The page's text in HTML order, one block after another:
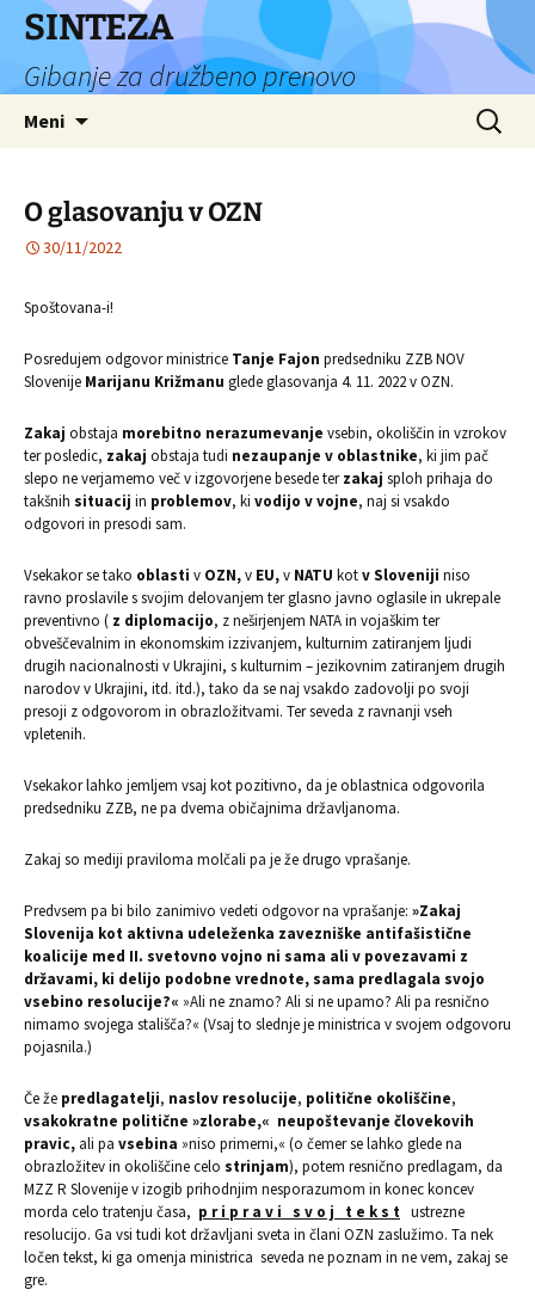
Preskoči
vsebino
SINTEZA
Gibanje za družbeno prenovo
Meni Išči:
O glasovanju v OZN
30/11/2022
Spoštovana-i!
Posredujem odgovor ministrice Tanje Fajon predsedniku ZZB NOV
Slovenije Marijanu Križmanu glede glasovanja 4. 11. 2022 v OZN.
Zakaj obstaja morebitno nerazumevanje vsebin, okoliščin in vzrokov
ter posledic, zakaj obstaja tudi nezaupanje v oblastnike, ki jim pač
slepo ne verjamemo več v izgovorjene besede terzakaj sploh prihaja do
takšnih situacij in problemov, ki vodijo v vojne, naj si vsakdo
odgovori in presodi sam.
Vsekakor se tako oblasti v OZN,v EU,v NATU kotv Sloveniji niso
ravno proslavile s svojim delovanjem ter glasno javno oglasile in ukrepale
preventivno ( z diplomacijo, z neširjenjem NATA in vojaškim ter
obveščevalnim in ekonomskim izzivanjem, kulturnim zatiranjem ljudi
drugih nacionalnosti v Ukrajini, s kulturnim – jezikovnim zatiranjem drugih
narodov v Ukrajini, itd. itd.), tako da se naj vsakdo zadovolji po svoji
presoji z odgovorom in obrazložitvami. Ter seveda z ravnanji vseh
vpletenih.
Vsekakor lahko jemljem vsaj kot pozitivno, da je oblastnica odgovorila
predsedniku ZZB, ne pa dvema običajnima državljanoma.
Zakaj so mediji praviloma molčali pa je že drugo vprašanje.
Predvsem pa bi bilo zanimivo vedeti odgovor na vprašanje: »Zakaj
Slovenija kot aktivna udeleženka zavezniške antifašistične
koalicije med II. svetovno vojno ni sama ali v povezavami z
državami, ki delijo podobne vrednote, sama predlagala svojo
vsebino resolucije?« »Ali ne znamo? Ali si ne upamo? Ali pa resnično
nimamo svojega stališča?« (Vsaj to slednje je ministrica v svojem odgovoru
pojasnila.)
Če že predlagatelji, naslov resolucije, politične okoliščine,
vsakokratne politične »zlorabe,« neupoštevanje človekovih
pravic, ali pa vsebina »niso primerni,« (o čemer se lahko glede na
obrazložitev in okoliščine celo strinjam), potem resnično predlagam, da
MZZ R Slovenije v izogib prihodnjim nesporazumom in konec koncev
morda celo tratenju časa, p r i p r a v i s v o j t e k s t ustrezne
resolucijo. Ga vsi tudi kot državljani sveta in člani OZN zaslužimo. Ta nek
ločen tekst, ki ga omenja ministrica seveda ne poznam in ne vem, zakaj se
gre.